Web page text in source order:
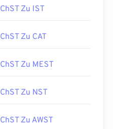
ChST Zu IST
ChST Zu CAT
ChST Zu MEST
ChST Zu NST
ChST Zu AWST